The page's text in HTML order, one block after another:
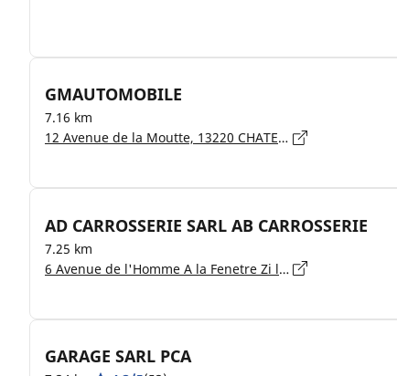
GMAUTOMOBILE
7.16 km
12 Avenue de la Moutte, 13220 CHATEAUNEUF LES MARTIGUES
AD CARROSSERIE SARL AB CARROSSERIE
7.25 km
6 Avenue de l'Homme A la Fenetre Zi la Valampe, 13220 CHATEAUNEUF LES MARTIGUES
GARAGE SARL PCA